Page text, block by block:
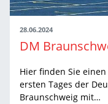
28.06.2024
Hier finden Sie
ersten Tages der
Braunschweig mit…